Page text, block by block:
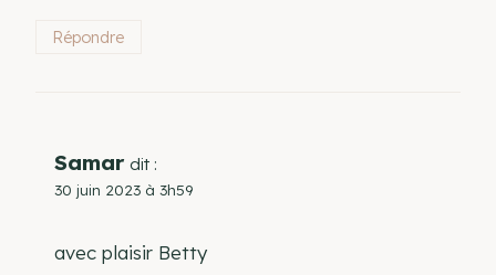
Répondre
Samar dit :
30 juin 2023 à 3h59
avec plaisir Betty